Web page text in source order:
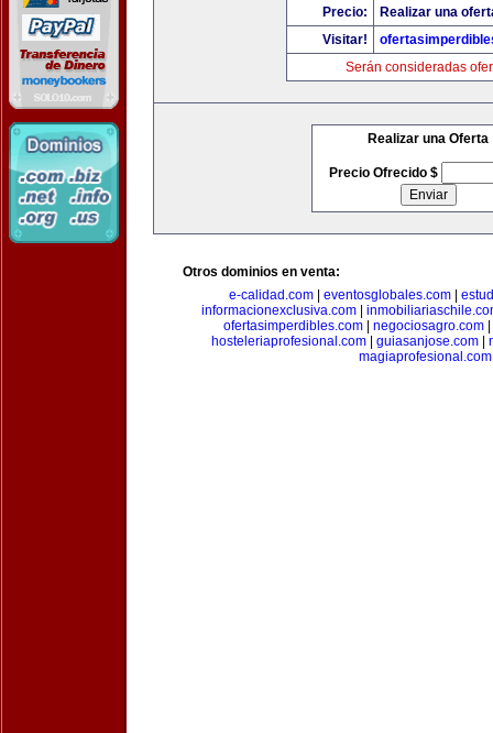
Precio:
Realizar una
Visitar!
Serán consideradas
Realizar una Oferta
Precio Ofrecido $
Otros dominios en venta:
e-calidad.com| eventosglobales.com|
informacionexclusiva.com|
ofertasimperdibles.com
negociosagro.com
hosteleriaprofesional.com| guiasanjose.com|
magiaprofesional.com